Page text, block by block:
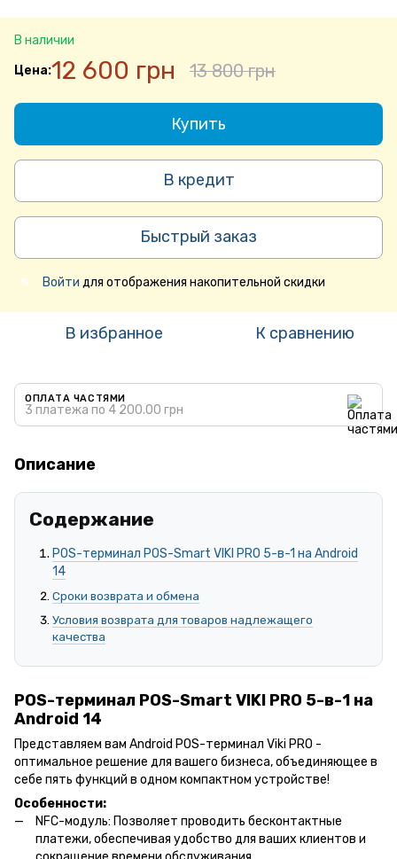
В наличии
12 600 грн 13 800 грн
Купить
В кредит
Быстрый заказ
% Войти для отображения накопительной скидки
В избранное К сравнению
ОПЛАТА ЧАСТЯМИ
3 платежа по 4 200.00 грн
Описание
Содержание
POS-терминал POS-Smart VIKI PRO 5-в-1 на Android
14
Сроки возврата и обмена
Условия возврата для товаров надлежащего
качества
POS-терминал POS-Smart VIKI PRO 5-в-1 на
Android 14
Представляем вам Android POS-терминал Viki PRO -
оптимальное решение для вашего бизнеса, объединяющее в
себе пять функций в одном компактном устройстве!
Особенности:
NFC-модуль: Позволяет проводить бесконтактные
платежи, обеспечивая удобство для ваших клиентов и